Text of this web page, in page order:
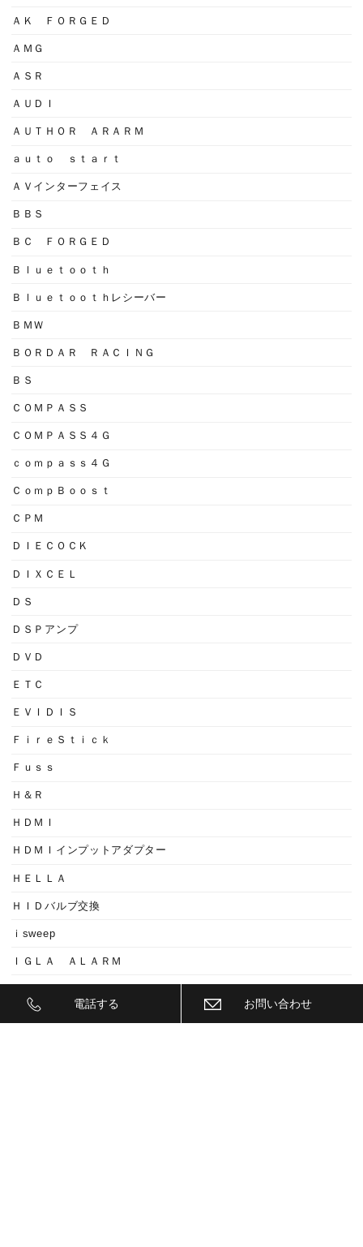
ＡＫ ＦＯＲＧＥＤ
ＡＭＧ
ＡＳＲ
ＡＵＤＩ
ＡＵＴＨＯＲ ＡＲＡＲＭ
ａｕｔｏ ｓｔａｒｔ
ＡＶインターフェイス
ＢＢＳ
ＢＣ ＦＯＲＧＥＤ
Ｂｌｕｅｔｏｏｔｈ
Ｂｌｕｅｔｏｏｔｈレシーバー
ＢＭＷ
ＢＯＲＤＡＲ ＲＡＣＩＮＧ
ＢＳ
ＣＯＭＰＡＳＳ
ＣＯＭＰＡＳＳ４Ｇ
ｃｏｍｐａｓｓ４Ｇ
ＣｏｍｐＢｏｏｓｔ
ＣＰＭ
ＤＩＥＣＯＣＫ
ＤＩＸＣＥＬ
ＤＳ
ＤＳＰアンプ
ＤＶＤ
ＥＴＣ
ＥＶＩＤＩＳ
ＦｉｒｅＳｔｉｃｋ
Ｆｕｓｓ
Ｈ＆Ｒ
ＨＤＭＩ
ＨＤＭＩインプットアダプター
ＨＥＬＬＡ
ＨＩＤバルブ交換
ｉsweep
ＩＧＬＡ ＡＬＡＲＭ
電話する お問い合わせ